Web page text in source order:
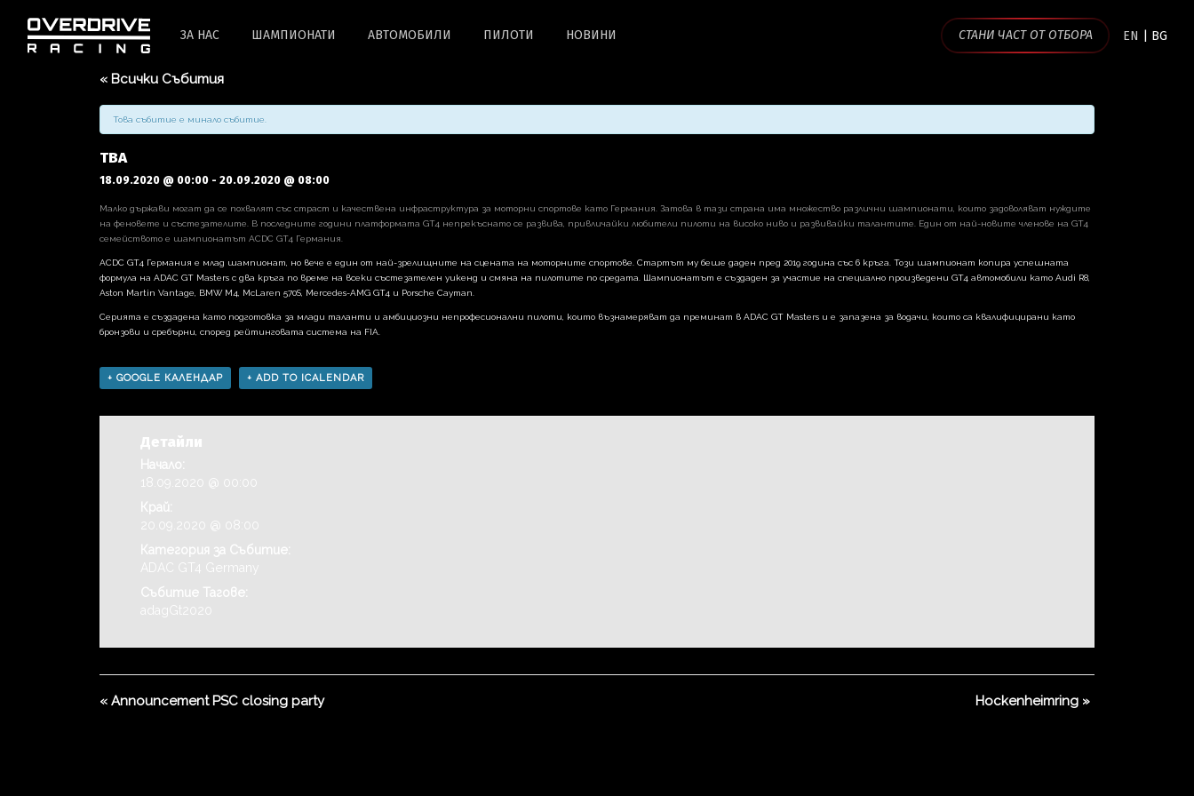
ЗА НАС ШАМПИОНАТИ АВТОМОБИЛИ ПИЛОТИ НОВИНИ СТАНИ ЧАСТ ОТ ОТБОРА EN BG
« Всички Събития
Това събитие е минало събитие.
TBA
18.09.2020 @ 00:00 - 20.09.2020 @ 08:00
Малко държави могат да се похвалят със страст и качествена инфраструктура за моторни спортове като Германия. Затова в тази страна има множество различни шампионати, които задоволяват нуждите
на феновете и състезателите. В последните години платформата GT4 непрекъснато се развива, привличайки любители пилоти на високо ниво и развивайки талантите. Един от най-новите членове на GT4
семейството е шампионатът ACDC GT4 Германия.
ACDC GT4 Германия е млад шампионат, но вече е един от най-зрелищните на сцената на моторните спортове. Стартът му беше даден пред 2019 година със 6 кръга. Този шампионат копира успешната
формула на ADAC GT Masters с два кръга по време на всеки състезателен уикенд и смяна на пилотите по средата. Шампионатът е създаден за участие на специално произведени GT4 автомобили като Audi R8,
Aston Martin Vantage, BMW M4, McLaren 570S, Mercedes-AMG GT4 и Porsche Cayman.
Серията е създадена като подготовка за млади таланти и амбициозни непрофесионални пилоти, които възнамеряват да преминат в ADAC GT Masters и е запазена за водачи, които са квалифицирани като
бронзови и сребърни, според рейтинговата система на FIA.
+ GOOGLE КАЛЕНДАР + ADD TO ICALENDAR
Детайли
Начало:
18.09.2020 @ 00:00
Край:
20.09.2020 @ 08:00
Категория за Събитие:
ADAC GT4 Germany
Събитие Тагове:
adagGt2020
« Announcement PSC closing party Hockenheimring »